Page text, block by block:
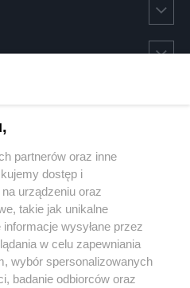
partnerów oraz inne
dostęp i
urządzeniu oraz
takie jak unikalne
wysyłane przez
w celu zapewniania
wybór spersonalizowanych
badanie odbiorców oraz